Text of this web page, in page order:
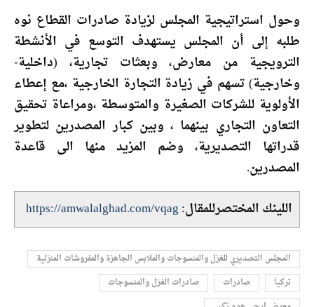
وحول استراتيجية المجلس لزيادة صادرات القطاع نوه
طلبه إلى أن المجلس يستهدف التوسع في الأنشطة
الترويجية من معارض، وبعثات تجارية، (داخلية-
وخارجية) تسهم في زيادة التجارة الخارجية ،مع إعطاء
الأولوية للشركات الصغيرة والمتوسطة ،ومراعاة تحقيق
التعاون التجاري بينهما ، وبين كبار المصدرين لتطوير
قدراتها التصديرية، وضم المزيد منها الى قاعدة
المصدرين.
اللينك المختصرللمقال:https://amwalalghad.com/vqag
المجلس التصديري للغزل والمنسوجات والملابس الجاهزة والمفروشات المنزلية
تركيا
صادرات
صادرات الغزل والمنسوجات